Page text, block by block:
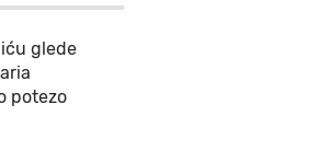
glede
potezo